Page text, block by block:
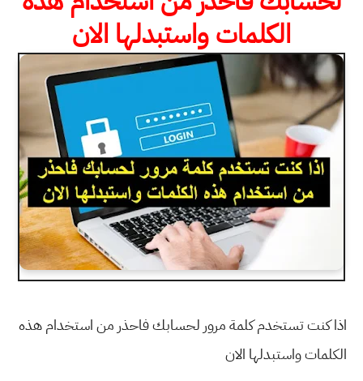
الكلمات واستبدلها الان
اذا كنت تستخدم كلمة مرور لحسابك فاحذر من استخدام هذه
الكلمات واستبدلها الان